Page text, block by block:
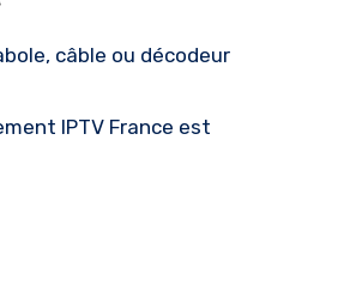
câble ou décodeur
IPTV France est